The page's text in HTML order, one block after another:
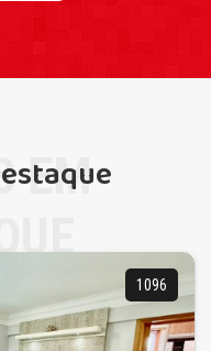
EM
1096